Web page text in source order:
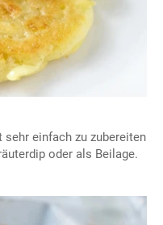
einfach zu zubereiten
oder als Beilage.